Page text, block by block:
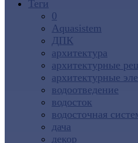
Теги
0
Aquasistem
ДПК
архитектура
архитектурные
архитектурные
водоотведение
водосток
водосточная
дача
декор